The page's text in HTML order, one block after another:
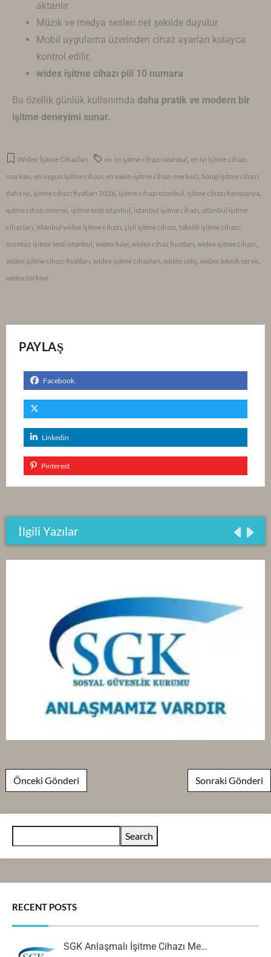
aktarılır
Müzik ve medya sesleri net şekilde duyulur
Mobil uygulama üzerinden cihaz ayarları kolayca
kontrol edilir.
widex işitme cihazı pili 10 numara
Bu özellik günlük kullanımda daha pratik ve modern bir
işitme deneyimi sunar.
Widex İşitme Cihazları en iyi işitme cihazı istanbul en iyi işitme cihazı
markası en uygun işitme cihazı en yakın işitme cihazı merkezi hangi işitme cihazı
daha iyi işitme cihazı fiyatları 2026 işitme cihazı istanbul işitme cihazı kampanya
işitme cihazı önerisi işitme testi istanbul istanbul işitme cihazı istanbul işitme
cihazları istanbul widex işitme cihazı şişli işitme cihazı taksitli işitme cihazı
ücretsiz işitme testi istanbul widex bayi widex cihaz fiyatları widex işitme cihazı
widex işitme cihazı fiyatları widex işitme cihazları widex satış widex teknik servis
widex türkiye
PAYLAŞ
Facebook
Linkedin
Pinterest
İlgili Yazılar
Post navigation
Önceki Gönderi Sonraki Gönderi
Search
RECENT POSTS
SGK Anlaşmalı İşitme Cihazı Me…